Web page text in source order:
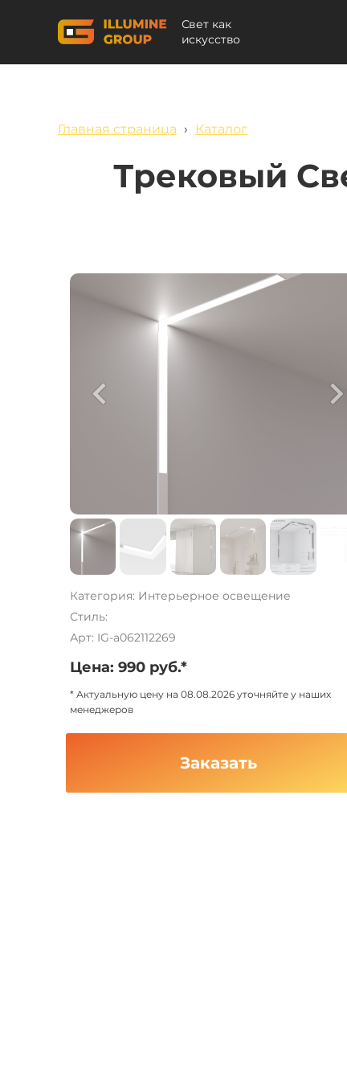
Свет как
искусство
Главная страница › Каталог
Трековый
Категория: Интерьерное освещение
Стиль:
Арт: IG-a062112269
Цена: 990 руб.*
* Актуальную цену на 08.08.2026 уточняйте у наших
менеджеров
Заказать